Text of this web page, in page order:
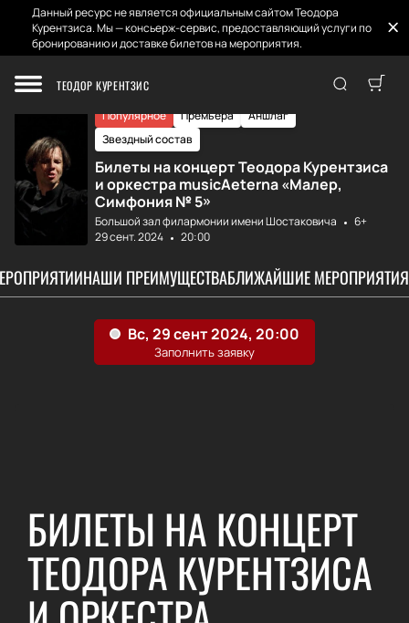
Данный ресурс не является официальным сайтом Теодора
Курентзиса. Мы — консьерж-сервис, предоставляющий услуги по
бронированию и доставке билетов на мероприятия.
ТЕОДОР КУРЕНТЗИС
Главная Афиша и Билеты
Популярное Премьера
Аншлаг
Звездный состав
Билеты на концерт Теодора Курентзиса
и оркестра musicAeterna «Малер,
Симфония № 5»
Большой зал филармонии имени Шостаковича
6+
29 сент. 2024
20:00
НАШИ ПРЕИМУЩЕСТВАБЛИЖАЙШИЕ МЕРОПРИЯТИЯ
БИЛЕТЫ НА КОНЦЕРТ
ТЕОДОРА КУРЕНТЗИСА